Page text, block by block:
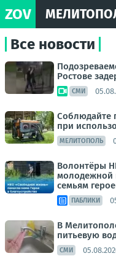
ZOV
Все новости
Ростове
СМИ
Соблюдайте
при
МЕЛИТОПОЛЬ
Волонтёры
молодежной
семьям
ПАБЛИКИ
В
питьевую
СМИ